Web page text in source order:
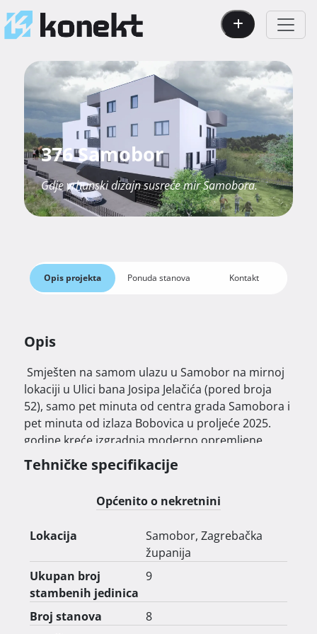
376 Samobor
Gdje vrhunski dizajn susreće mir Samobora.
Opis projekta Ponuda stanova Kontakt
Opis
lokaciji u Ulici bana Josipa Jelačića (pored broja
52), samo pet minuta od centra grada Samobora i
pet minuta od izlaza Bobovica u proljeće 2025.
godine kreće izgradnja moderno opremljene
stambene zgrade.
komfora, moderne opreme i vrhunskog dizajna. S
9 vanjskih parkirnih mjesta, 376 Samobor pruža
priliku za udoban i siguran život u svakom
aspektu.
Ovaj stambeni kompleks predstavlja visoki
standard kvalitete prilagođen suvremenim
Tehničke specifikacije
Općenito o nekretnini
Lokacija
Samobor, Zagrebačka
županija
Ukupan broj
stambenih jedinica
9
Broj stanova
8